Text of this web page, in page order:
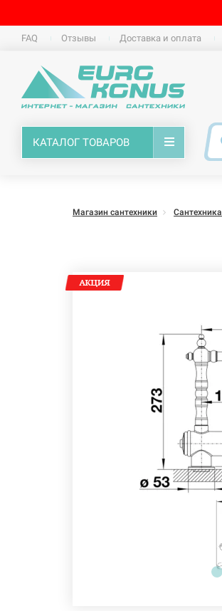
FAQ Отзывы Доставка и оплата
КАТАЛОГ ТОВАРОВ
Магазин сантехники Сантехника